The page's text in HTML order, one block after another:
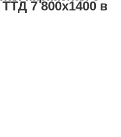
7 800х1400 в